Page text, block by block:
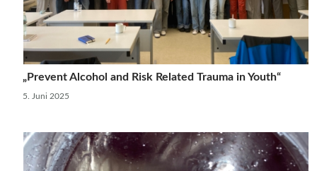
„Prevent Alcohol and Risk Related Trauma in Youth“
5. Juni 2025